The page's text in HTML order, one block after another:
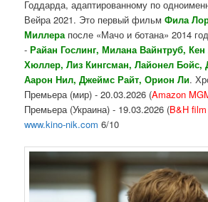
Годдарда, адаптированному по
Вейра 2021. Это первый фильмФила
Миллерапосле «Мачо и ботана» 2014
-Райан Гослинг, Милана Вайнтруб,
Хюллер, Лиз Кингсман, Лайонел Бойс,
Аарон Нил, Джеймс Райт, Орион Ли.
Премьера (мир) - 20.03.2026 (Amazon
Премьера (Украина) - 19.03.2026 (B&H
www.kino-nik.com 6/10